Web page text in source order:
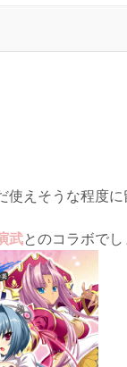
使えそうな程度
武とのコラボでし